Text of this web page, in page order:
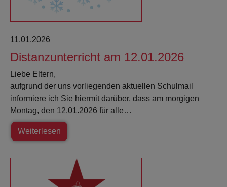
11.01.2026
Distanzunterricht am 12.01.2026
Liebe Eltern,
aufgrund der uns vorliegenden aktuellen Schulmail
informiere ich Sie hiermit darüber, dass am morgigen
Montag, den 12.01.2026 für alle…
Weiterlesen